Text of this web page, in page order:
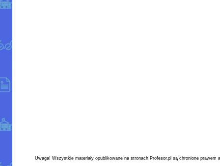
Uwaga! Wszystkie materiały opublikowane na stronach Profesor.pl są chronione